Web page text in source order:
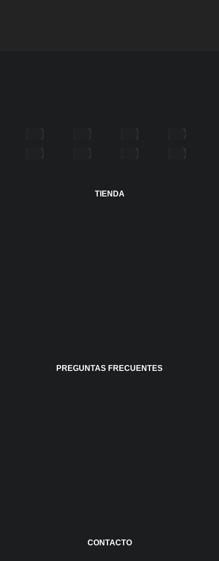
TIENDA
PREGUNTAS FRECUENTES
CONTACTO